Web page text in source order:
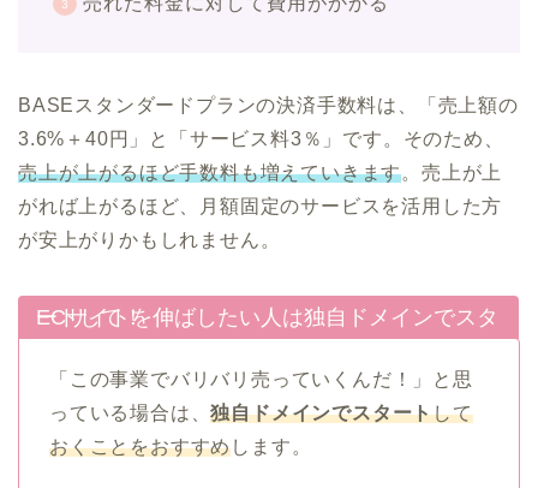
BASEスタンダードプランの決済手数料は、「売上額の
3.6%＋40円」と「サービス料3％」です。そのため、
売上が上がるほど手数料も増えていきます。売上が上
がれば上がるほど、月額固定のサービスを活用した方
が安上がりかもしれません。
ECサイトを伸ばしたい人は独自ドメインでスタートして！
「この事業でバリバリ売っていくんだ！」と思
っている場合は、独自ドメインでスタートして
おくことをおすすめします。